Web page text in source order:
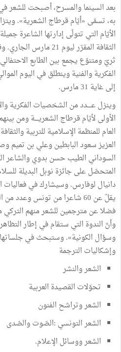
بعد السينما والمسرح، أصبحت
به، تسمّى «أيّام قرطاج الشعرية».
الأيّام التي تتولّى إدارتها الشاعرة
الثقافة المقرّر ليوم 21
ثريّ ومتنوّع يجمع بين الطابع
الفكرية والفنية وينطلق في اليوم
إلى غاية 31 مارس.
وينزل عــــدد من الشخصيات
الأولى لأيّام قرطاج الشعريــــة ومن
العام للمنظمة الإسلامية للتربية
العزيز سعود البابطين وعلي بن تميم
السوداني الطيب حسن بدوي والشاعر
دانيال لوفارس. وسيشارك في فعاليات
يقلّ عن 60 شاعرا من تونس
فضلا عن مترجمين للشعر منهم
وأنّ الندوة التي ستقام في إطار
وسؤال الكونية». وستبحث في جلساتها
وإشكاليات الترجمة
الشعر والنشر
تحوّلات القصيدة العربية
الشعر وتراشح الفنون
الشعر التونسي :الصّوت والصّدى
الشعر ووسائل الإعلام.